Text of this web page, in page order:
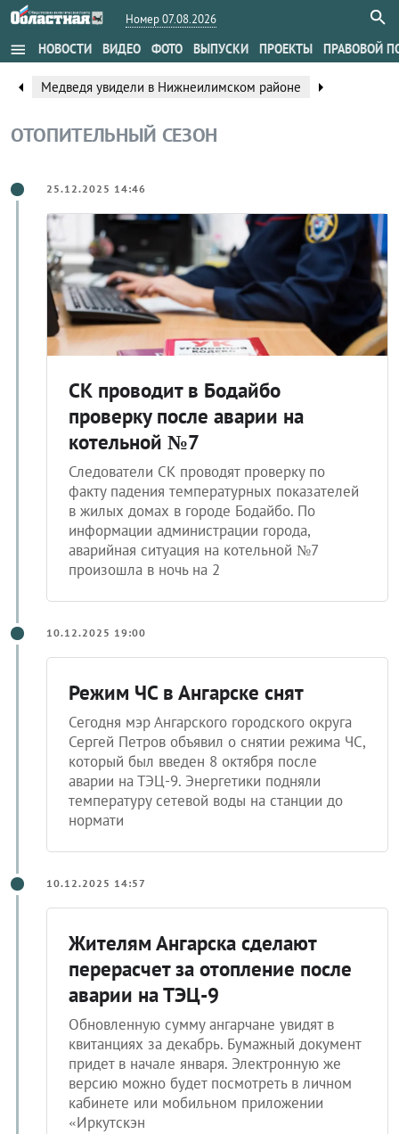
Номер 07.08.2026
menu НОВОСТИ ВИДЕО ФОТО ВЫПУСКИ ПРОЕКТЫ ПРАВОВОЙ
arrow_left Медведя увидели в Нижнеилимском районе arrow_right
ОТОПИТЕЛЬНЫЙ СЕЗОН
25.12.2025 14:46
СК проводит в Бодайбо
проверку после аварии на
котельной №7
Следователи СК проводят проверку по
факту падения температурных показателей
в жилых домах в городе Бодайбо. По
информации администрации города,
аварийная ситуация на котельной №7
произошла в ночь на 2
10.12.2025 19:00
Режим ЧС в Ангарске снят
Сегодня мэр Ангарского городского округа
Сергей Петров объявил о снятии режима ЧС,
который был введен 8 октября после
аварии на ТЭЦ-9. Энергетики подняли
температуру сетевой воды на станции до
нормати
10.12.2025 14:57
Жителям Ангарска сделают
перерасчет за отопление после
аварии на ТЭЦ-9
Обновленную сумму ангарчане увидят в
квитанциях за декабрь. Бумажный документ
придет в начале января. Электронную же
версию можно будет посмотреть в личном
кабинете или мобильном приложении
«Иркутскэн